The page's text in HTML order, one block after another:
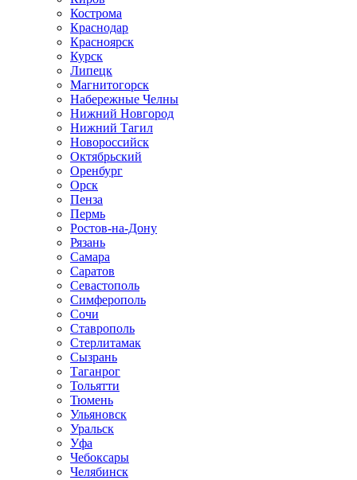
Кострома
Краснодар
Красноярск
Курск
Липецк
Магнитогорск
Набережные Челны
Нижний Новгород
Нижний Тагил
Новороссийск
Октябрьский
Оренбург
Орск
Пенза
Пермь
Ростов-на-Дону
Рязань
Самара
Саратов
Севастополь
Симферополь
Сочи
Ставрополь
Стерлитамак
Сызрань
Таганрог
Тольятти
Тюмень
Ульяновск
Уральск
Уфа
Чебоксары
Челябинск